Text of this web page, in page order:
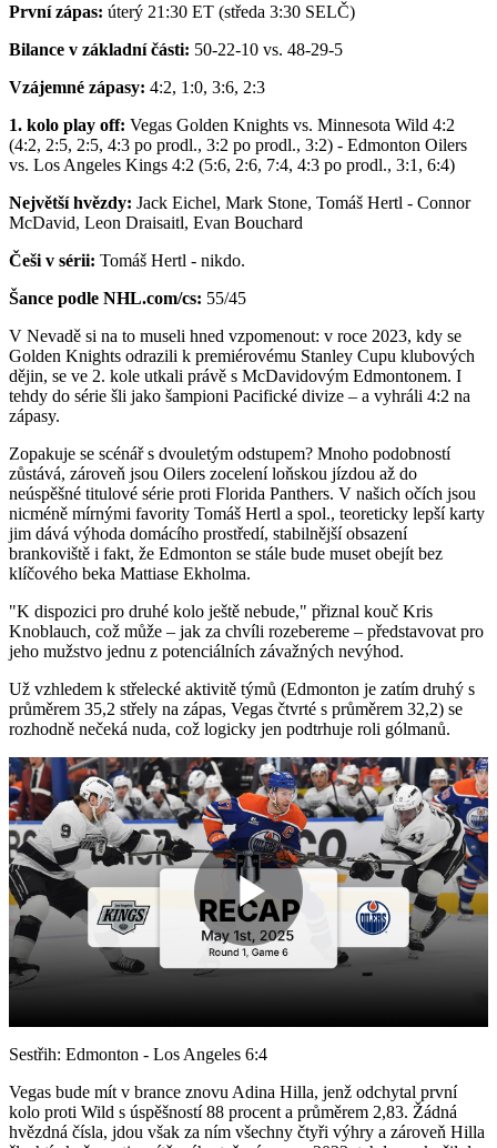
První zápas: úterý 21:30 ET (středa 3:30 SELČ)
Bilance v základní části: 50-22-10 vs. 48-29-5
Vzájemné zápasy: 4:2, 1:0, 3:6, 2:3
1. kolo play off: Vegas Golden Knights vs. Minnesota Wild 4:2
(4:2, 2:5, 2:5, 4:3 po prodl., 3:2 po prodl., 3:2) - Edmonton Oilers
vs. Los Angeles Kings 4:2 (5:6, 2:6, 7:4, 4:3 po prodl., 3:1, 6:4)
Největší hvězdy: Jack Eichel, Mark Stone, Tomáš Hertl - Connor
McDavid, Leon Draisaitl, Evan Bouchard
Češi v sérii: Tomáš Hertl - nikdo.
Šance podle NHL.com/cs: 55/45
V Nevadě si na to museli hned vzpomenout: v roce 2023, kdy se
Golden Knights odrazili k premiérovému Stanley Cupu klubových
dějin, se ve 2. kole utkali právě s McDavidovým Edmontonem. I
tehdy do série šli jako šampioni Pacifické divize – a vyhráli 4:2 na
zápasy.
Zopakuje se scénář s dvouletým odstupem? Mnoho podobností
zůstává, zároveň jsou Oilers zocelení loňskou jízdou až do
neúspěšné titulové série proti Florida Panthers. V našich očích jsou
nicméně mírnými favority Tomáš Hertl a spol., teoreticky lepší karty
jim dává výhoda domácího prostředí, stabilnější obsazení
brankoviště i fakt, že Edmonton se stále bude muset obejít bez
klíčového beka Mattiase Ekholma.
"K dispozici pro druhé kolo ještě nebude," přiznal kouč Kris
Knoblauch, což může – jak za chvíli rozebereme – představovat pro
jeho mužstvo jednu z potenciálních závažných nevýhod.
Už vzhledem k střelecké aktivitě týmů (Edmonton je zatím druhý s
průměrem 35,2 střely na zápas, Vegas čtvrté s průměrem 32,2) se
rozhodně nečeká nuda, což logicky jen podtrhuje roli gólmanů.
Play
Video
Sestřih: Edmonton - Los Angeles 6:4
Vegas bude mít v brance znovu Adina Hilla, jenž odchytal první
kolo proti Wild s úspěšností 88 procent a průměrem 2,83. Žádná
hvězdná čísla, jdou však za ním všechny čtyři výhry a zároveň Hilla